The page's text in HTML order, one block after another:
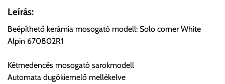
Önnek lehetősége van rendelését a beérkezést követően
ingyenesen átvenni Budapesti Cégcsoportunk Stúdiójában
előre egyeztetett időpontban.
Leírás:
Beépíthető kerámia mosogató modell: Solo corner White
Alpin 670802R1
Kétmedencés mosogató sarokmodell
Automata dugókiemelő mellékelve